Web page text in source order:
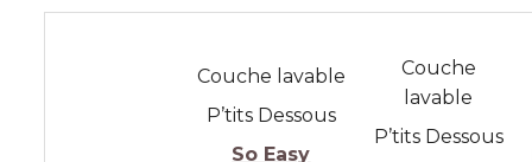
Couche lavable
P’tits Dessous
So Easy
Couche
lavable
P’tits Dessous